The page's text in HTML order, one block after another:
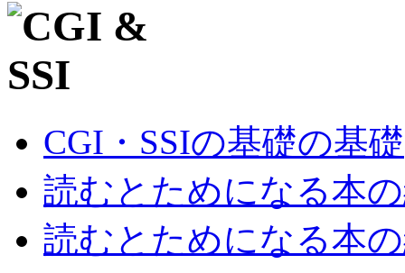
CGI・SSIの基礎の基礎
読むとためになる本
読むとためになる本